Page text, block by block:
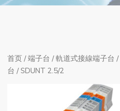
首页 /端子台 /軌道式接線端子台 /
台 / SDUNT 2.5/2